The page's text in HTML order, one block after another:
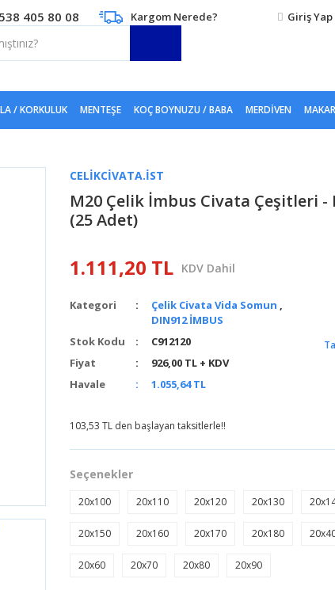
405 80 08 Kargom Nerede? Giriş Yap
/ KORKULUK MENTEŞE KOÇ BOYNUZU / BABA MERDIVEN
CELIKCIVATA.IST
M20 Çelik İmbus Civata Çeşitleri -
(25 Adet)
1.111,20 TL KDV Dahil
Kategori Çelik Civata Vida Somun ,
DIN912 İMBUS
Stok Kodu
C912120
Fiyat
926,00 TL + KDV
Havale
1.055,64 TL
103,53 TL den başlayan taksitlerle!!
Seçenekler
20x100 20x110 20x120 20x130
20x150 20x160 20x170 20x180
20x60 20x70 20x80 20x90